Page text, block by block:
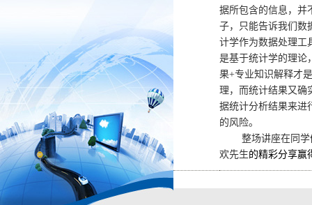
据所包含的信息，并
子，只能告诉我们数
计学作为数据处理工
是基于统计学的理论
果+专业知识解释才
理，而统计结果又确
据统计分析结果来进
的风险。
整场讲座在同
欢先生的精彩分享赢